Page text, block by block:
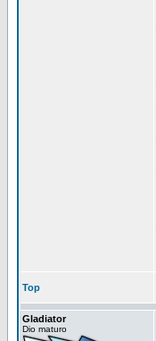
Top
Gladiator
Dio maturo